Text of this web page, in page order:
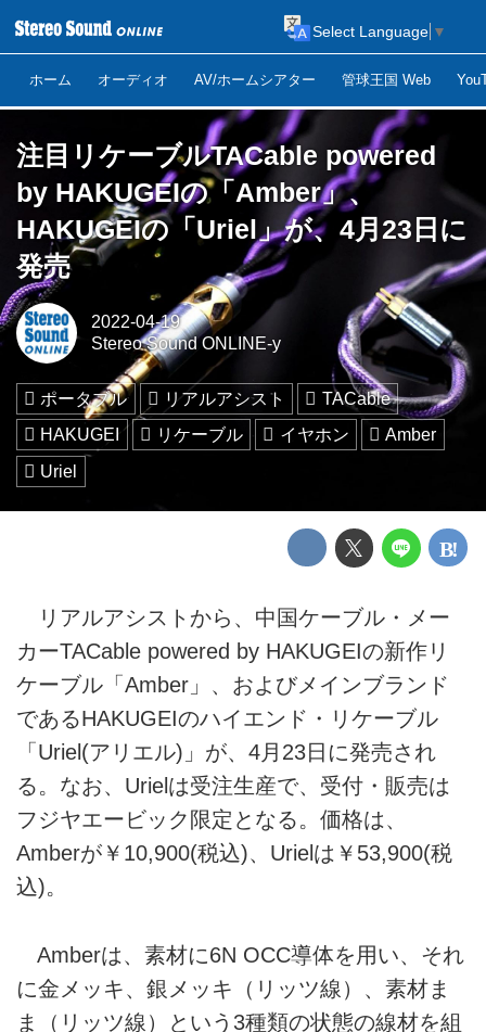
ホーム オーディオ AV/ホームシアター 管球王国 Web
Select Language ▼
注目リケーブルTACable powered
by HAKUGEIの「Amber」、
HAKUGEIの「Uriel」が、4月23日に
発売
2022-04-19
Stereo Sound ONLINE-y
ポータブル リアルアシスト
TACable
HAKUGEI
リケーブル イヤホン
Amber
Uriel
リアルアシストから、中国ケーブル・メー
カーTACable powered by HAKUGEIの新作リ
ケーブル「Amber」、およびメインブランド
であるHAKUGEIのハイエンド・リケーブル
「Uriel(アリエル)」が、4月23日に発売され
る。なお、Urielは受注生産で、受付・販売は
フジヤエービック限定となる。価格は、
Amberが￥10,900(税込)、Urielは￥53,900(税
込)。
Amberは、素材に6N OCC導体を用い、それ
に金メッキ、銀メッキ（リッツ線）、素材ま
ま（リッツ線）という3種類の状態の線材を組